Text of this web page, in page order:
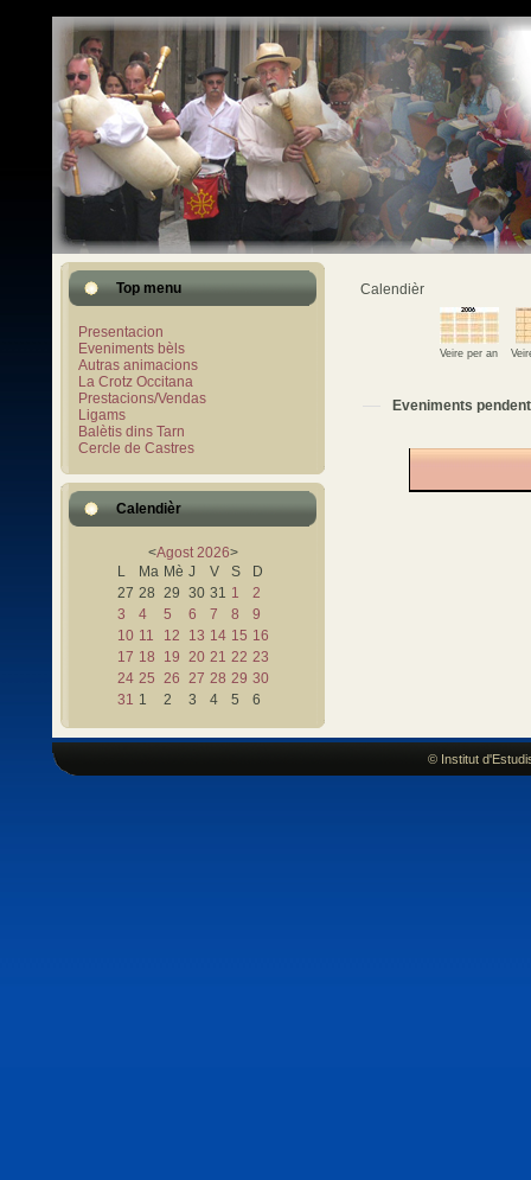
Top menu
Presentacion
Eveniments bèls
Autras animacions
La Crotz Occitana
Prestacions/Vendas
Ligams
Balètis dins Tarn
Cercle de Castres
Calendièr
<Agost 2026>
L
Ma Mè J V S
D
27 28 29 30 31 1
2
3
4 5 6 7 8
9
10 11 12 13 14 15 16
17 18 19 20 21 22 23
24 25 26 27 28 29 30
31 1 2 3 4 5 6
Calendièr
Veire per an
Eveniments pendent
© Institut